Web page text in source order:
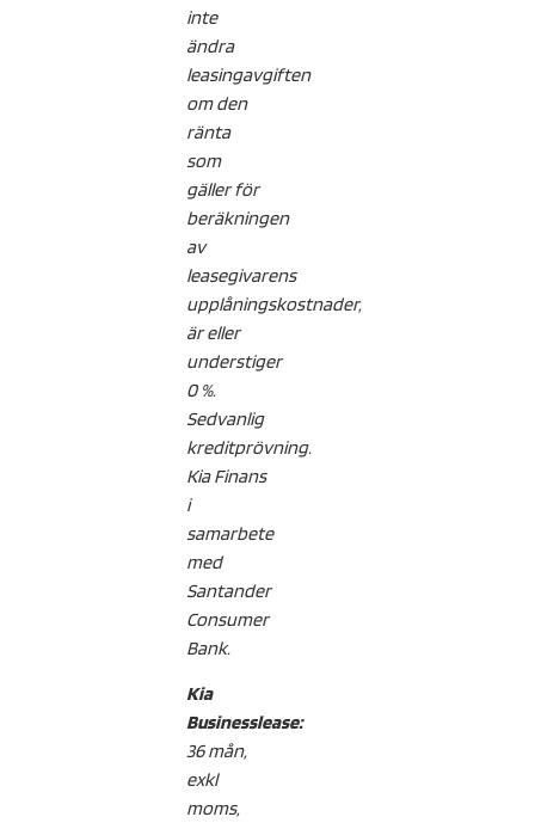
inte
ändra
leasingavgiften
om den
ränta
som
gäller för
beräkningen
av
leasegivarens
upplåningskostnader,
är eller
understiger
0 %.
Sedvanlig
kreditprövning.
Kia Finans
i
samarbete
med
Santander
Consumer
Bank.
Kia
Businesslease:
36 mån,
exkl
moms,